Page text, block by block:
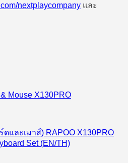
nextplaycompany และ
ดและเมาส์) RAPOO X130PRO
Set (EN/TH)